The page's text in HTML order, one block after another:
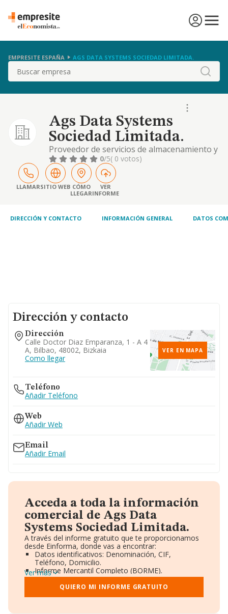
EMPRESITE ESPAÑA AGS DATA SYSTEMS SOCIEDAD LIMITADA.
Buscar
Ags Data Systems
Sociedad Limitada.
Proveedor de servicios de almacenamiento y
cloud computing especializado en ofrecer
soluciones de copias de seguridad y
almacenamiento en la nube a pequeñas y
medianas empresas -pymes-, mediante: -
almacenamiento seguro y escalable,
almacenamiento redundante
0/5( 0 votos)
LLAMARSITIO WEB CÓMO
LLEGAR
VER
INFORME
DIRECCIÓN Y CONTACTO INFORMACIÓN GENERAL DATOS
Dirección y contacto
Dirección
Calle Doctor Diaz Emparanza, 1 - A 4
A, Bilbao, 48002, Bizkaia
Como llegar
VER EN MAPA
Teléfono
Añadir Teléfono
Web
Añadir Web
Email
Añadir Email
Acceda a toda la información
comercial de Ags Data
Systems Sociedad Limitada.
A través del informe gratuito que te proporcionamos
desde Einforma, donde vas a encontrar:
Datos identificativos: Denominación, CIF,
Teléfono, Domicilio.
Informe Mercantil Completo (BORME).
Gráficos de Evolución Ventas y Empleados.
Consejo de Administración y Administradores.
Directivos y Ejecutivos.
Ver más
QUIERO MI INFORME GRATUITO